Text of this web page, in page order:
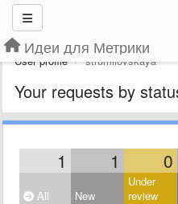
Идеи для Метрики
User profile strumilovskaya
Your requests by
1 1 0
All New
Under
review